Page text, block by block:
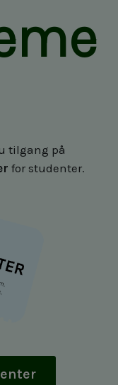
tilgang på
for studenter.